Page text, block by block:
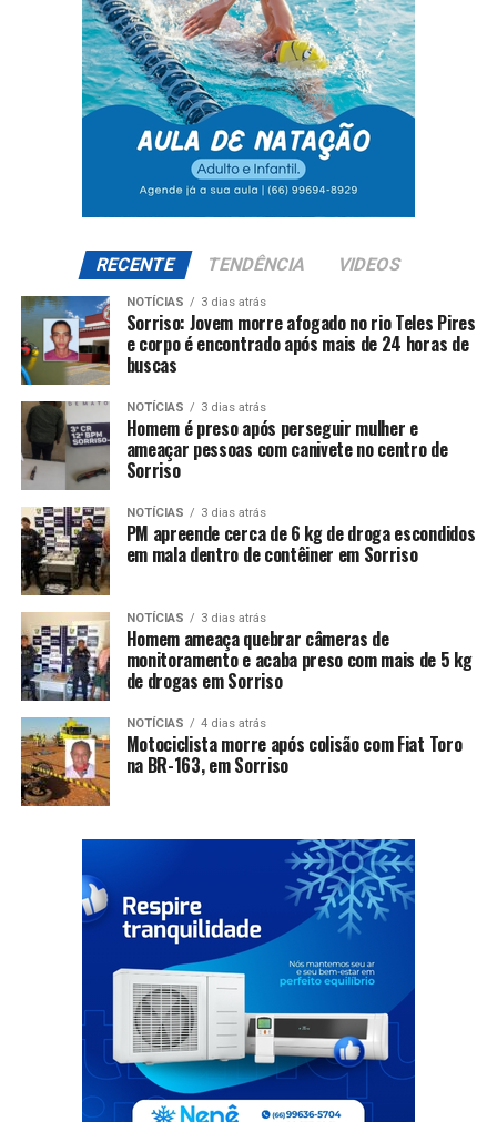
RECENTE TENDÊNCIA VIDEOS
NOTÍCIAS 3 dias atrás
Sorriso: Jovem morre afogado no rio Teles Pires
e corpo é encontrado após mais de 24 horas de
buscas
NOTÍCIAS 3 dias atrás
Homem é preso após perseguir mulher e
ameaçar pessoas com canivete no centro de
Sorriso
NOTÍCIAS 3 dias atrás
PM apreende cerca de 6 kg de droga escondidos
em mala dentro de contêiner em Sorriso
NOTÍCIAS 3 dias atrás
Homem ameaça quebrar câmeras de
monitoramento e acaba preso com mais de 5 kg
de drogas em Sorriso
NOTÍCIAS 4 dias atrás
Motociclista morre após colisão com Fiat Toro
na BR-163, em Sorriso